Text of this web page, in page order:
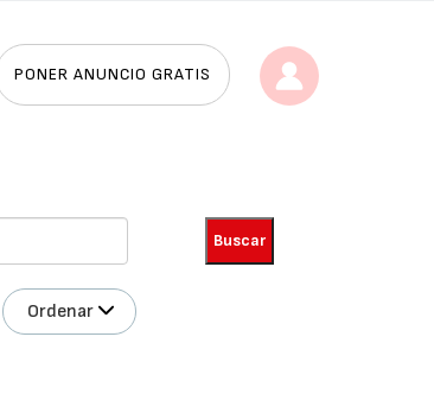
PONER ANUNCIO GRATIS
Ordenar